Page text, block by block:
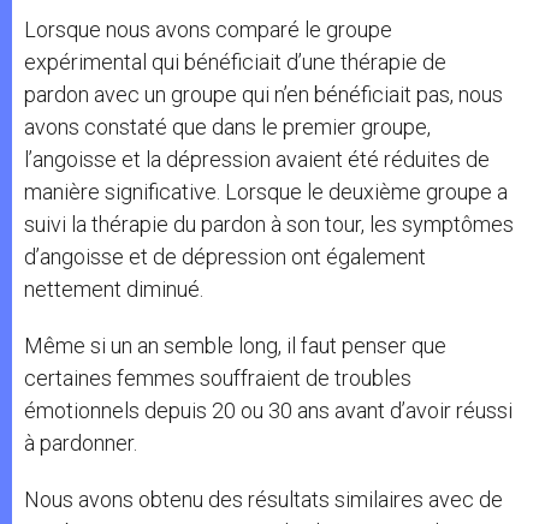
Lorsque nous avons comparé le groupe
expérimental qui bénéficiait d’une thérapie de
pardon avec un groupe qui n’en bénéficiait pas, nous
avons constaté que dans le premier groupe,
l’angoisse et la dépression avaient été réduites de
manière significative. Lorsque le deuxième groupe a
suivi la thérapie du pardon à son tour, les symptômes
d’angoisse et de dépression ont également
nettement diminué.
Même si un an semble long, il faut penser que
certaines femmes souffraient de troubles
émotionnels depuis 20 ou 30 ans avant d’avoir réussi
à pardonner.
Nous avons obtenu des résultats similaires avec de